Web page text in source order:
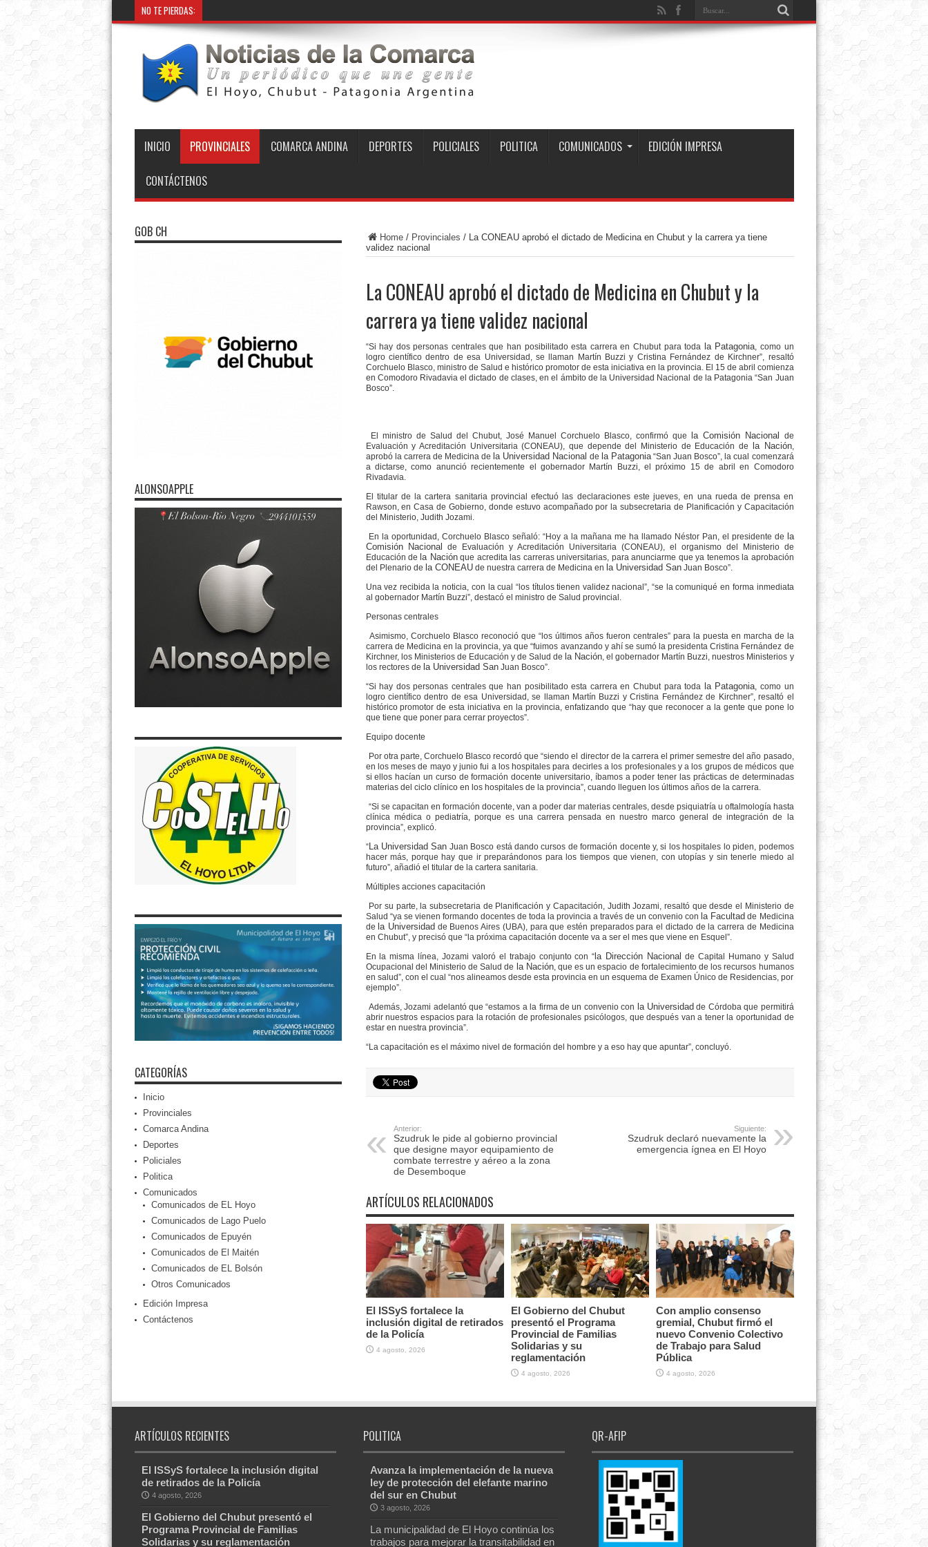
NO TE PIERDAS:
INICIO PROVINCIALES COMARCA ANDINA DEPORTES POLICIALES POLITICA COMUNICADOS EDICIÓN IMPRESA
CONTÁCTENOS
Home/ Provinciales / La CONEAU aprobó el dictado de Medicina en Chubut y la carrera ya tiene
validez nacional
La CONEAU aprobó el dictado de Medicina en Chubut y la
carrera ya tiene validez nacional
“Si hay dos personas centrales que han posibilitado esta carrera en Chubut para toda la Patagonia, como un
logro científico dentro de esa Universidad, se llaman Martín Buzzi y Cristina Fernández de Kirchner”, resaltó
Corchuelo Blasco, ministro de Salud e histórico promotor de esta iniciativa en la provincia. El 15 de abril comienza
en Comodoro Rivadavia el dictado de clases, en el ámbito de la Universidad Nacional de la Patagonia “San Juan
Bosco”.
El ministro de Salud del Chubut, José Manuel Corchuelo Blasco, confirmó que la Comisión Nacional
de
Evaluación y Acreditación Universitaria (CONEAU), que depende del Ministerio de Educación de
la Nación,
aprobó la carrera de Medicina de la Universidad Nacional de la Patagonia“San Juan Bosco”, la cual comenzará
a dictarse, como anunció recientemente el gobernador Martín Buzzi, el próximo 15 de abril en Comodoro
Rivadavia.
El titular de la cartera sanitaria provincial efectuó las declaraciones este jueves, en una rueda de prensa en
Rawson, en Casa de Gobierno, donde estuvo acompañado por la subsecretaria de Planificación y Capacitación
del Ministerio, Judith Jozami.
En la oportunidad, Corchuelo Blasco señaló: “Hoy a la mañana me ha llamado Néstor Pan, el presidente de la
Comisión Nacional
de Evaluación y Acreditación Universitaria (CONEAU), el organismo del Ministerio de
Educación de la Naciónque acredita las carreras universitarias, para anunciarme que ya tenemos la aprobación
del Plenario de la CONEAUde nuestra carrera de Medicina en la Universidad SanJuan Bosco”.
Una vez recibida la noticia, con la cual “los títulos tienen validez nacional”, “se la comuniqué en forma inmediata
al gobernador Martín Buzzi”, destacó el ministro de Salud provincial.
Personas centrales
Asimismo, Corchuelo Blasco reconoció que “los últimos años fueron centrales” para la puesta en marcha de la
carrera de Medicina en la provincia, ya que “fuimos avanzando y ahí se sumó la presidenta Cristina Fernández de
Kirchner, los Ministerios de Educación y de Salud de la Nación, el gobernador Martín Buzzi, nuestros Ministerios y
los rectores de la Universidad SanJuan Bosco”.
“Si hay dos personas centrales que han posibilitado esta carrera en Chubut para toda la Patagonia, como un
logro científico dentro de esa Universidad, se llaman Martín Buzzi y Cristina Fernández de Kirchner”, resaltó el
histórico promotor de esta iniciativa en la provincia, enfatizando que “hay que reconocer a la gente que pone lo
que tiene que poner para cerrar proyectos”.
Equipo docente
Por otra parte, Corchuelo Blasco recordó que “siendo el director de la carrera el primer semestre del año pasado,
en los meses de mayo y junio fui a los hospitales para decirles a los profesionales y a los grupos de médicos que
si ellos hacían un curso de formación docente universitario, íbamos a poder tener las prácticas de determinadas
materias del ciclo clínico en los hospitales de la provincia”, cuando lleguen los últimos años de la carrera.
“Si se capacitan en formación docente, van a poder dar materias centrales, desde psiquiatría u oftalmología hasta
clínica médica o pediatría, porque es una carrera pensada en nuestro marco general de integración de la
provincia”, explicó.
“La Universidad San Juan Bosco está dando cursos de formación docente y, si los hospitales lo piden, podemos
hacer más, porque hay que ir preparándonos para los tiempos que vienen, con utopías y sin tenerle miedo al
futuro”, añadió el titular de la cartera sanitaria.
Múltiples acciones capacitación
Por su parte, la subsecretaria de Planificación y Capacitación, Judith Jozami, resaltó que desde el Ministerio de
Salud “ya se vienen formando docentes de toda la provincia a través de un convenio con la Facultad de Medicina
de la Universidad de Buenos Aires (UBA), para que estén preparados para el dictado de la carrera de Medicina
en Chubut”, y precisó que “la próxima capacitación docente va a ser el mes que viene en Esquel”.
En la misma línea, Jozami valoró el trabajo conjunto con “ la Dirección Nacional de Capital Humano y Salud
Ocupacional del Ministerio de Salud de la Nación, que es un espacio de fortalecimiento de los recursos humanos
en salud”, con el cual “nos alineamos desde esta provincia en un esquema de Examen Único de Residencias, por
ejemplo”.
Además, Jozami adelantó que “estamos a la firma de un convenio con la Universidad de Córdoba que permitirá
abrir nuestros espacios para la rotación de profesionales psicólogos, que después van a tener la oportunidad de
estar en nuestra provincia”.
“La capacitación es el máximo nivel de formación del hombre y a eso hay que apuntar”, concluyó.
Anterior:
Szudruk le pide al gobierno provincial
que designe mayor equipamiento de
combate terrestre y aéreo a la zona
de Desemboque
Siguiente:
Szudruk declaró nuevamente la
emergencia ígnea en El Hoyo
ARTÍCULOS RELACIONADOS
El ISSyS fortalece la
inclusión digital de retirados
de la Policía
4 agosto, 2026
El Gobierno del Chubut
presentó el Programa
Provincial de Familias
Solidarias y su
reglamentación
4 agosto, 2026
Con amplio consenso
gremial, Chubut firmó el
nuevo Convenio Colectivo
de Trabajo para Salud
Pública
4 agosto, 2026
GOB CH
ALONSOAPPLE
CATEGORÍAS
Inicio
Provinciales
Comarca Andina
Deportes
Policiales
Politica
Comunicados
Comunicados de EL Hoyo
Comunicados de Lago Puelo
Comunicados de Epuyén
Comunicados de El Maitén
Comunicados de EL Bolsón
Otros Comunicados
Edición Impresa
Contáctenos
ARTÍCULOS RECIENTES
El ISSyS fortalece la inclusión digital
de retirados de la Policía
4 agosto, 2026
El Gobierno del Chubut presentó el
Programa Provincial de Familias
Solidarias y su reglamentación
POLITICA
Avanza la implementación de la nueva
ley de protección del elefante marino
del sur en Chubut
3 agosto, 2026
La municipalidad de El Hoyo continúa los
trabajos para mejorar la transitabilidad en
QR-AFIP